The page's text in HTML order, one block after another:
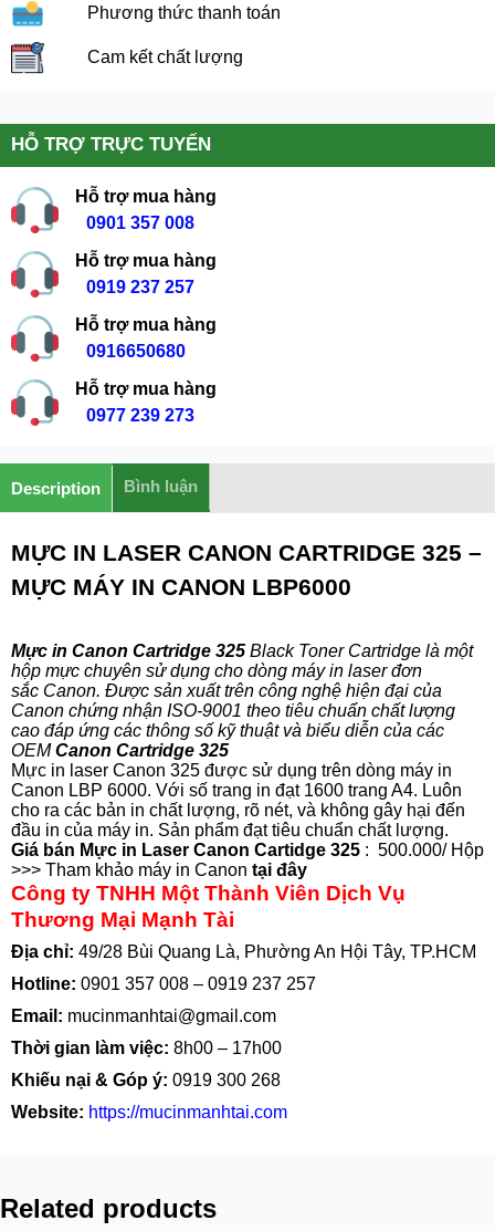
Phương thức thanh toán
Cam kết chất lượng
HỖ TRỢ TRỰC TUYẾN
Hỗ trợ mua hàng
0901 357 008
Hỗ trợ mua hàng
0919 237 257
Hỗ trợ mua hàng
0916650680
Hỗ trợ mua hàng
0977 239 273
Description Bình luận
MỰC IN LASER CANON CARTRIDGE 325 –
MỰC MÁY IN CANON LBP6000
Mực in Canon Cartridge 325 Black Toner Cartridge là một
hộp mực chuyên sử dụng cho dòng máy in laser đơn
sắc Canon. Được sản xuất trên công nghệ hiện đại của
Canon chứng nhận ISO-9001 theo tiêu chuẩn chất lượng
cao đáp ứng các thông số kỹ thuật và biểu diễn của các
OEM Canon Cartridge 325
Mực in laser Canon 325 được sử dụng trên dòng máy in
Canon LBP 6000. Với số trang in đạt 1600 trang A4. Luôn
cho ra các bản in chất lượng, rõ nét, và không gây hại đến
đầu in của máy in. Sản phẩm đạt tiêu chuẩn chất lượng.
Giá bán Mực in Laser Canon Cartidge 325 : 500.000/ Hộp
>>> Tham khảo máy in Canon tại đây
Công ty TNHH Một Thành Viên Dịch Vụ
Thương Mại Mạnh Tài
Địa chỉ: 49/28 Bùi Quang Là, Phường An Hội Tây, TP.HCM
Hotline: 0901 357 008 – 0919 237 257
Email: mucinmanhtai@gmail.com
Thời gian làm việc: 8h00 – 17h00
Khiếu nại & Góp ý: 0919 300 268
Website: https://mucinmanhtai.com
Related products